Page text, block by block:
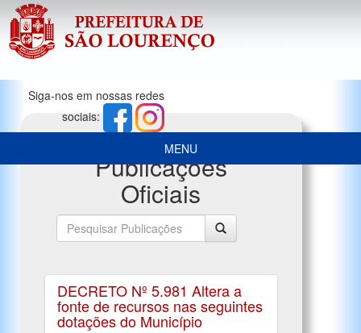
Siga-nos em nossas redes
sociais:
MENU
Publicações
Oficiais
DECRETO Nº 5.981 Altera a
fonte de recursos nas seguintes
dotações do Município